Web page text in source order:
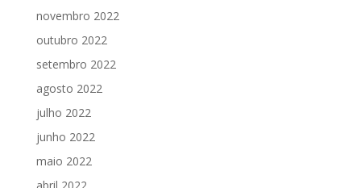
novembro 2022
outubro 2022
setembro 2022
agosto 2022
julho 2022
junho 2022
maio 2022